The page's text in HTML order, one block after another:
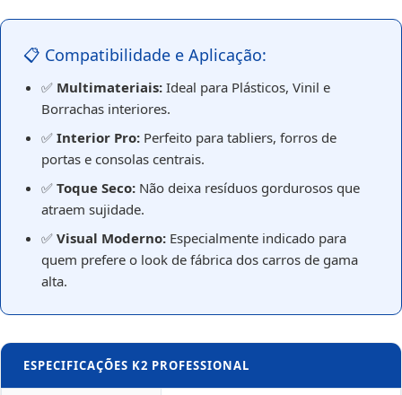
📋 Compatibilidade e Aplicação:
✅ Multimateriais: Ideal para Plásticos, Vinil e
Borrachas interiores.
✅ Interior Pro: Perfeito para tabliers, forros de
portas e consolas centrais.
✅ Toque Seco: Não deixa resíduos gordurosos que
atraem sujidade.
✅ Visual Moderno: Especialmente indicado para
quem prefere o look de fábrica dos carros de gama
alta.
ESPECIFICAÇÕES K2 PROFESSIONAL